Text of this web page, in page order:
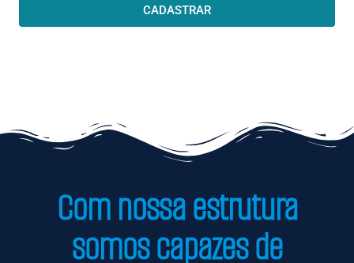
CADASTRAR
Com nossa estrutura
somos capazes de